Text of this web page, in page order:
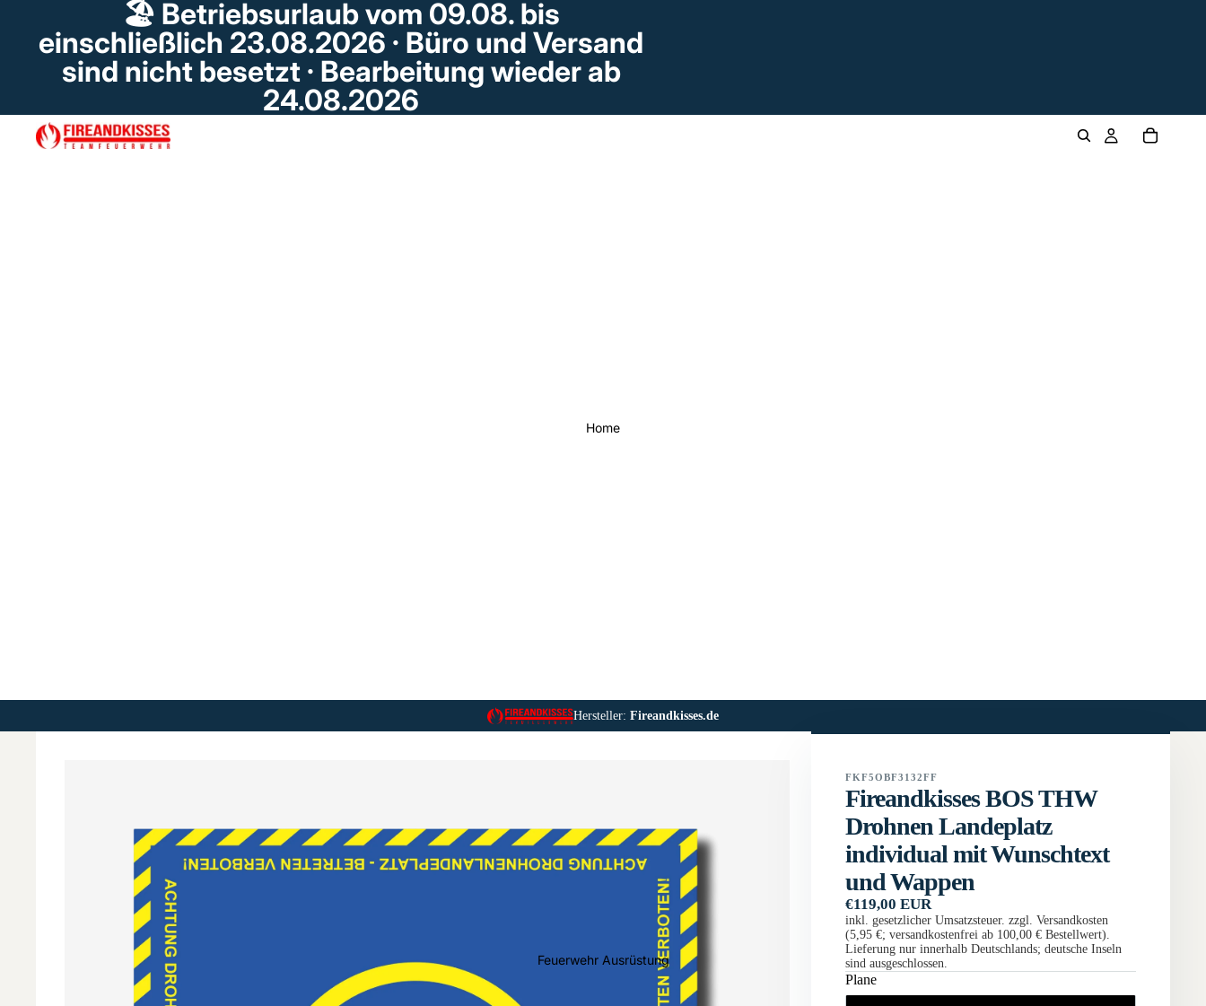
🏖️ Betriebsurlaub vom 09.08. bis
einschließlich 23.08.2026 · Büro und Versand
sind nicht besetzt · Bearbeitung wieder ab
24.08.2026
Home
Feuerwehr Ausrüstung
Hersteller: Fireandkisses.de
FKF5OBF3132FF
Fireandkisses BOS THW
Drohnen Landeplatz
individual mit Wunschtext
und Wappen
€119,00 EUR
inkl. gesetzlicher Umsatzsteuer. zzgl. Versandkosten
(5,95 €; versandkostenfrei ab 100,00 € Bestellwert).
Lieferung nur innerhalb Deutschlands; deutsche Inseln
sind ausgeschlossen.
Plane